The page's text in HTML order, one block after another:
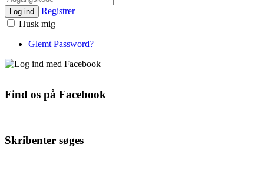
Log ind
Registrer
Husk mig
Glemt Password?
Find os på Facebook
Skribenter søges